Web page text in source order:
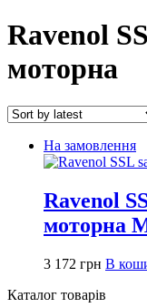
Ravenol
моторна
На замовлення
Ravenol
моторна
3 172 грн В
Каталог товарів